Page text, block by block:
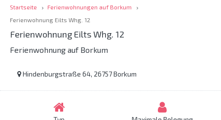
Startseite
Ferienwohnungen auf Borkum
Ferienwohnung Eilts Whg. 12
Ferienwohnung Eilts Whg. 12
Ferienwohnung auf Borkum
Hindenburgstraße 64, 26757 Borkum